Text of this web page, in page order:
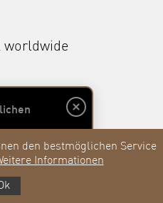
worldwide
ProvenExpert.com
den bestmöglichen Service
Informationen